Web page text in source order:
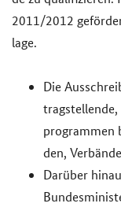
2011/2012
la­ge.
Die
pro­gram­men
den,
Dar­über